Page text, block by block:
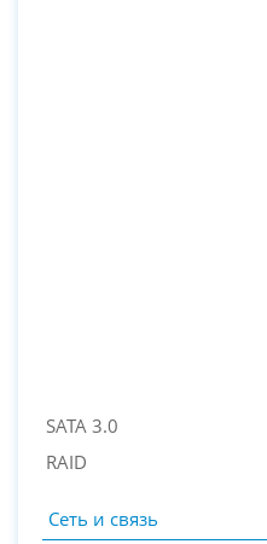
SATA 3.0
RAID
Сеть и связь